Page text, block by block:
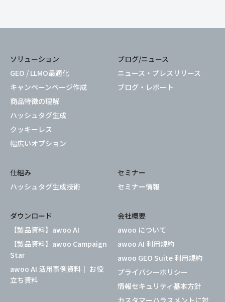
ソリューション
GEO / LLMO最適化
キャンペーンページ作成
商品特徴の理解
ハッシュタグ生成
クッキーレス
幅広いオプション
ブログ/ニュース
ニュース・プレスリリース
ブログ・レポート
仕組み
ハッシュタグ生成技術
セミナー
セミナー情報
ダウンロード
【製品資料】awoo AI
【製品資料】awoo Campaign
Star
awoo AI 活用事例資料｜ お役
立ち資料
会社概要
awoo について
awoo AI 利用規約
awoo GEO Suite 利用規約
プライバシーポリシー
情報セキュリティ基本方針